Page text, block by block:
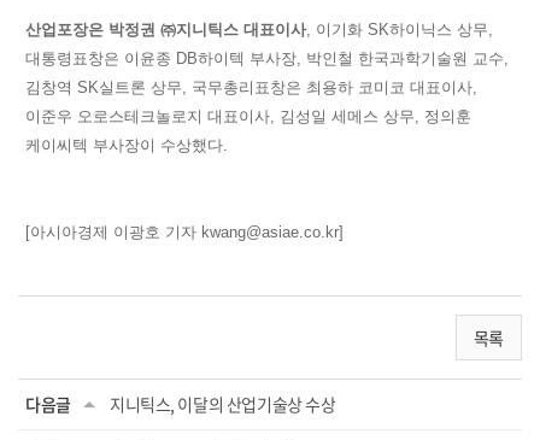
산업포장은 박정권 ㈜지니틱스 대표이사, 이기화 SK하이닉스 상무,
대통령표창은 이윤종 DB하이텍 부사장, 박인철 한국과학기술원 교수,
김창역 SK실트론 상무, 국무총리표창은 최용하 코미코 대표이사,
이준우 오로스테크놀로지 대표이사, 김성일 세메스 상무, 정의훈
케이씨텍 부사장이 수상했다.
[아시아경제 이광호 기자 kwang@asiae.co.kr]
목록
다음글 지니틱스, 이달의 산업기술상 수상